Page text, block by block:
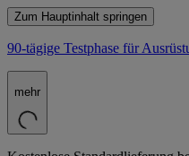
Zum Hauptinhalt springen
90-tägige Testphase für
mehr